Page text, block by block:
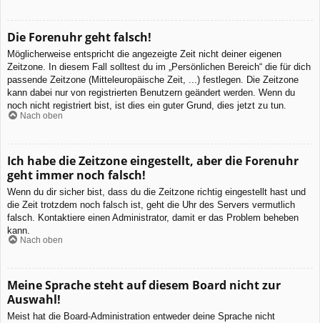
Die Forenuhr geht falsch!
Möglicherweise entspricht die angezeigte Zeit nicht deiner eigenen
Zeitzone. In diesem Fall solltest du im „Persönlichen Bereich“ die für dich
passende Zeitzone (Mitteleuropäische Zeit, ...) festlegen. Die Zeitzone
kann dabei nur von registrierten Benutzern geändert werden. Wenn du
noch nicht registriert bist, ist dies ein guter Grund, dies jetzt zu tun.
Nach oben
Ich habe die Zeitzone eingestellt, aber die Forenuhr
geht immer noch falsch!
Wenn du dir sicher bist, dass du die Zeitzone richtig eingestellt hast und
die Zeit trotzdem noch falsch ist, geht die Uhr des Servers vermutlich
falsch. Kontaktiere einen Administrator, damit er das Problem beheben
kann.
Nach oben
Meine Sprache steht auf diesem Board nicht zur
Auswahl!
Meist hat die Board-Administration entweder deine Sprache nicht